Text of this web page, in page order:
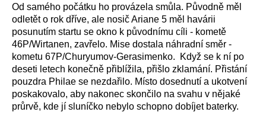
Od samého počátku ho provázela smůla. Původně měl
odletět o rok dříve, ale nosič Ariane 5 měl havárii
posunutím startu se okno k původnímu cíli - kometě
46P/Wirtanen, zavřelo. Mise dostala náhradní směr -
kometu 67P/Churyumov-Gerasimenko. Když se k ní po
deseti letech konečně přiblížila, přišlo zklamání. Přistání
pouzdra Philae se nezdařilo. Místo dosednutí a ukotvení
poskakovalo, aby nakonec skončilo na svahu v nějaké
průrvě, kde jí sluníčko nebylo schopno dobíjet baterky.